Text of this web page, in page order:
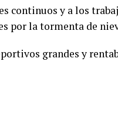
continuos y a los
por la tormenta de
grandes y